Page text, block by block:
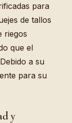
para
de tallos
riegos
que el
a su
para su
y